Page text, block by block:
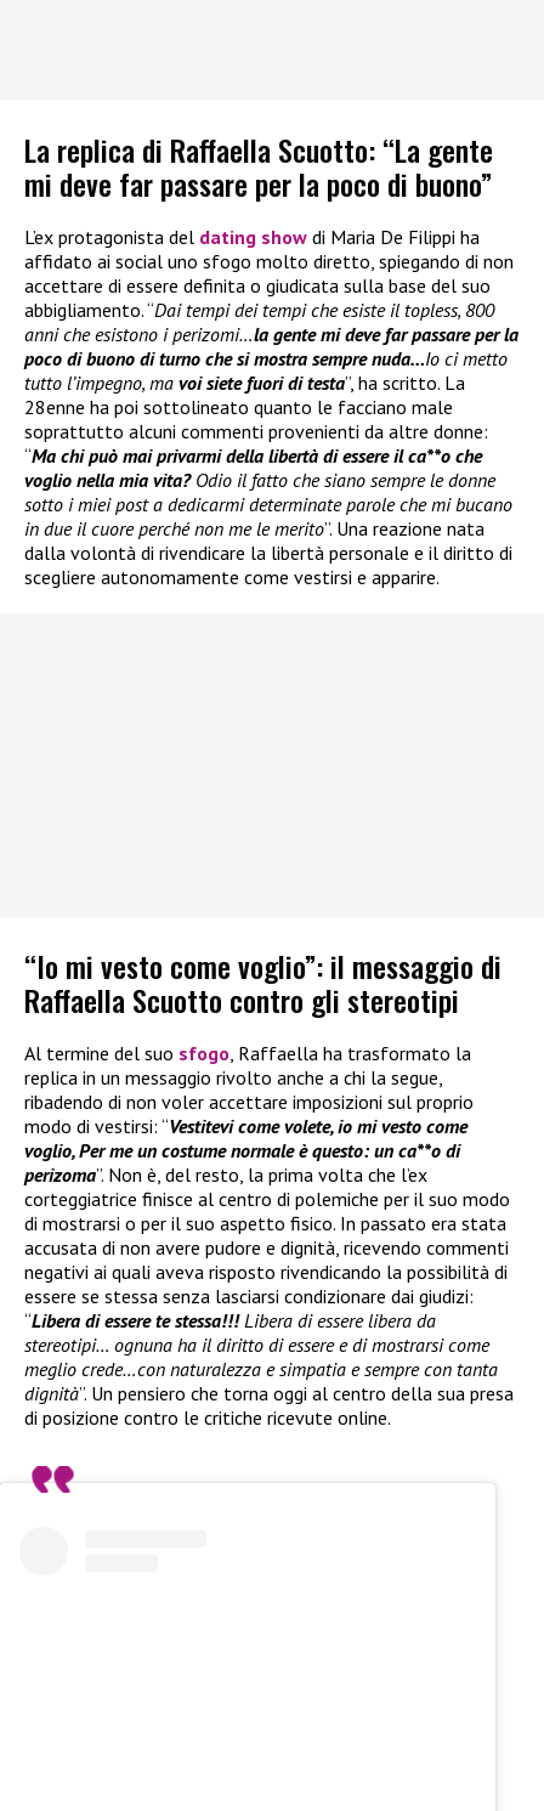
La replica di Raffaella Scuotto: “La gente
mi deve far passare per la poco di buono”
L’ex protagonista del dating show di Maria De Filippi ha
affidato ai social uno sfogo molto diretto, spiegando di non
accettare di essere definita o giudicata sulla base del suo
abbigliamento. “Dai tempi dei tempi che esiste il topless, 800
anni che esistono i perizomi…la gente mi deve far passare per la
poco di buono di turno che si mostra sempre nuda…Io ci metto
tutto l’impegno, ma voi siete fuori di testa”, ha scritto. La
28enne ha poi sottolineato quanto le facciano male
soprattutto alcuni commenti provenienti da altre donne:
“Ma chi può mai privarmi della libertà di essere il ca**o che
voglio nella mia vita? Odio il fatto che siano sempre le donne
sotto i miei post a dedicarmi determinate parole che mi bucano
in due il cuore perché non me le merito”. Una reazione nata
dalla volontà di rivendicare la libertà personale e il diritto di
scegliere autonomamente come vestirsi e apparire.
“Io mi vesto come voglio”: il messaggio di
Raffaella Scuotto contro gli stereotipi
Al termine del suo sfogo, Raffaella ha trasformato la
replica in un messaggio rivolto anche a chi la segue,
ribadendo di non voler accettare imposizioni sul proprio
modo di vestirsi: “Vestitevi come volete, io mi vesto come
voglio, Per me un costume normale è questo: un ca**o di
perizoma”. Non è, del resto, la prima volta che l’ex
corteggiatrice finisce al centro di polemiche per il suo modo
di mostrarsi o per il suo aspetto fisico. In passato era stata
accusata di non avere pudore e dignità, ricevendo commenti
negativi ai quali aveva risposto rivendicando la possibilità di
essere se stessa senza lasciarsi condizionare dai giudizi:
“Libera di essere te stessa!!!Libera di essere libera da
stereotipi… ognuna ha il diritto di essere e di mostrarsi come
meglio crede…con naturalezza e simpatia e sempre con tanta
dignità”. Un pensiero che torna oggi al centro della sua presa
di posizione contro le critiche ricevute online.